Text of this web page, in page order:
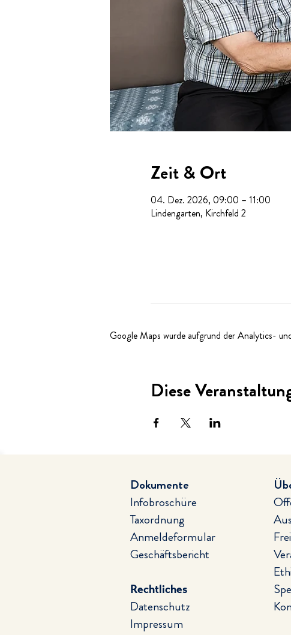
Zeit & Ort
04. Dez. 2026, 09:00 – 11:00
Lindengarten, Kirchfeld 2
Google Maps wurde aufgrund der Analytics-
Diese
Dokumente
Infobroschüre
Taxordnung
Anmeldeformular
Geschäftsbericht
Rechtliches
Datenschutz
Impressum